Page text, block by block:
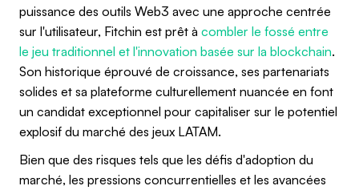
puissance des outils Web3 avec une approche centrée
sur l'utilisateur, Fitchin est prêt à combler le fossé entre
le jeu traditionnel et l'innovation basée sur la blockchain.
Son historique éprouvé de croissance, ses partenariats
solides et sa plateforme culturellement nuancée en font
un candidat exceptionnel pour capitaliser sur le potentiel
explosif du marché des jeux LATAM.
Bien que des risques tels que les défis d'adoption du
marché, les pressions concurrentielles et les avancées